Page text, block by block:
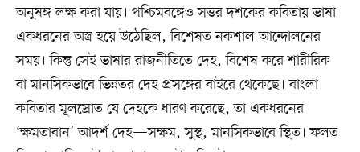
অনুষঙ্গ লক্ষ করা যায়। পশ্চিমবঙ্গেও সত্তর দশকের কবিতায় ভাষা
একধরনের অস্ত্র হয়ে উঠেছিল, বিশেষত নকশাল আন্দোলনের
সময়। কিন্তু সেই ভাষার রাজনীতিতে দেহ, বিশেষ করে শারীরিক
বা মানসিকভাবে ভিন্নতর দেহ প্রসঙ্গের বাইরে থেকেছে। বাংলা
কবিতার মূলস্রোত যে দেহকে ধারণ করেছে, তা একধরনের
‘ক্ষমতাবান’ আদর্শ দেহ—সক্ষম, সুস্থ, মানসিকভাবে স্থিত। ফলত